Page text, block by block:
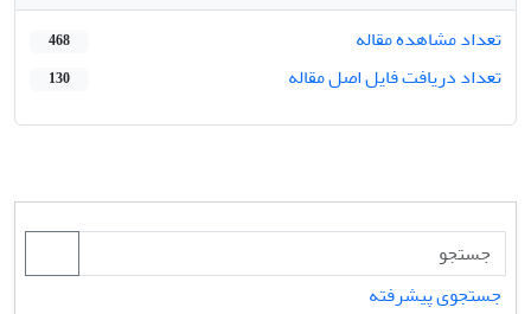
تعداد مشاهده مقاله
468
تعداد دریافت فایل اصل مقاله 130
جستجوی پیشرفته